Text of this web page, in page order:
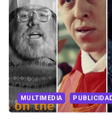
MULTIMEDIA